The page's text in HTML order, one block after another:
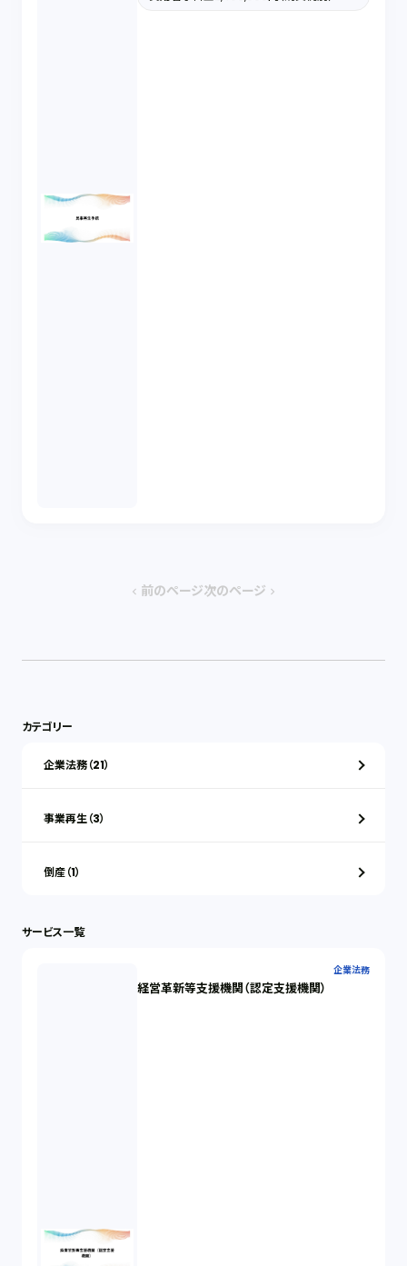
chevron_left 前のページ次のページ chevron_right
カテゴリー
企業法務（21）
事業再生（3）
倒産（1）
サービス一覧
企業法務
経営革新等支援機関（認定支援機関）